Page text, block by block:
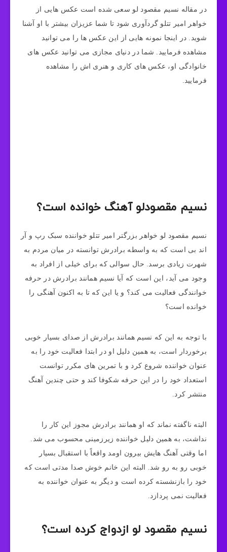
در مقاله نسیم مقصود لو سعی شده است عکس هایی از
خواهر امیر تتلو گردآوری شود تا شما عزیزان بیشتر با او آشنا
شوید. در اینجا نمونه هایی از این عکس ها را می توانید
مشاهده فرمایید. شما در دنیای مجازی می توانید عکس های
خانوادگی او، عکس های کاری و هنری اش را مشاهده
فرمایید.
نسیم مقصودلو آهنگ خوانده است؟
نسیم مقصود لو خواهر بزرگتر امیر تتلو خواننده سبک رپ و آر
اند بی است که به واسطه برادرش توانسته در میان مردم به
شهرت زیادی برسد. حال سوالی که برای خیلی از افراد به
وجود می آید، این است که آیا نسیم همانند برادرش در حرفه
خوانندگی فعالیت می‌ کند؟ و یا این که تا به اکنون آهنگی را
خوانده است؟
با توجه به این که نسیم همانند برادرش از صدای بسیار خوبی
برخوردار است، به همین دلیل او در ابتدا فعالیت خود را به
عنوان خواننده شروع کرد و با تمرین‌ های مکرر توانست
استعداد خود را در این حرفه شکوفا کند و حتی چندین آهنگ
منتشر کرد.
البته ناگفته نماند که او همانند برادرش مجوز این کار را
نداشت، به همین دلیل خواننده زیرزمینی محسوب می‌ شد.
اما وقتی آهنگ‌ هایش بیرون اومد واقعاً با استقبال بسیار
خوبی رو به رو شد. البته این خانم خوش صدا مدتی است که
خود را بازنشسته کرده است و دیگر به عنوان خواننده به
فعالیت نمی‌ پردازد.
نسیم مقصود لو ازدواج کرده است؟